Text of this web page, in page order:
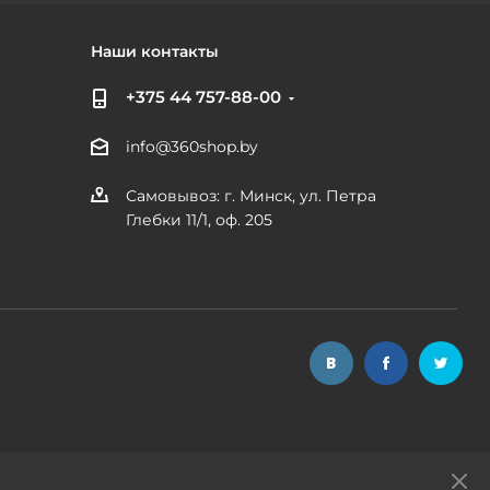
Наши контакты
+375 44 757-88-00
info@360shop.by
Самовывоз: г. Минск, ул. Петра
Глебки 11/1, оф. 205